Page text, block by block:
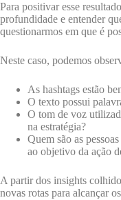
Para positivar esse
profundidade e entender
questionarmos em que é
Neste caso, podemos
As hashtags estão
O texto possui
O tom de voz
na estratégia?
Quem são as
ao objetivo da ação
A partir dos insights
novas rotas para alcançar